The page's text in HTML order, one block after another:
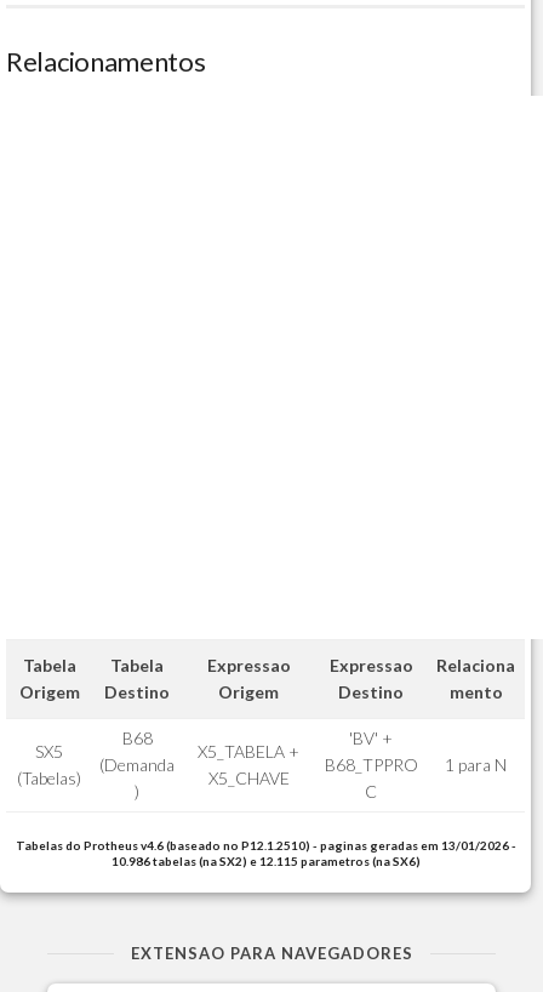
Relacionamentos
Tabela
Origem
Tabela
Destino
Expressao
Origem
Expressao
Destino
Relaciona
mento
SX5
(Tabelas)
B68
(Demanda
)
X5_TABELA +
X5_CHAVE
'BV' +
B68_TPPRO
C
1 para N
Tabelas do Protheus v4.6 (baseado no P12.1.2510) - paginas geradas em 13/01/2026 -
10.986 tabelas (na SX2) e 12.115 parametros (na SX6)
EXTENSAO PARA NAVEGADORES